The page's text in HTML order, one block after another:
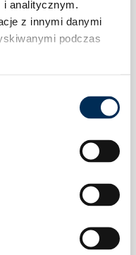
analitycznym.
z innymi danymi
podczas